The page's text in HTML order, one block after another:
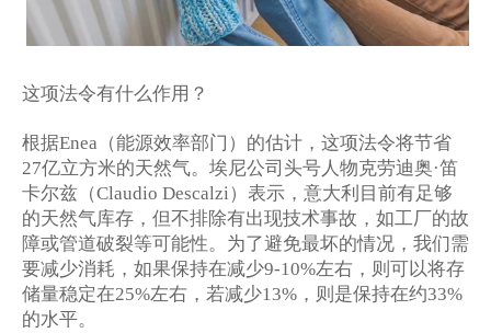
这项法令有什么作用？
根据Enea （能源效率部门）的估计，这项法令将节省
27亿立方米的天然气。埃尼公司头号人物克劳迪奥·笛
卡尔兹（Claudio Descalzi）表示，意大利目前有足够
的天然气库存，但不排除有出现技术事故，如工厂的故
障或管道破裂等可能性。为了避免最坏的情况，我们需
要减少消耗，如果保持在减少9-10%左右，则可以将存
储量稳定在25%左右，若减少13% ，则是保持在约33%
的水平。